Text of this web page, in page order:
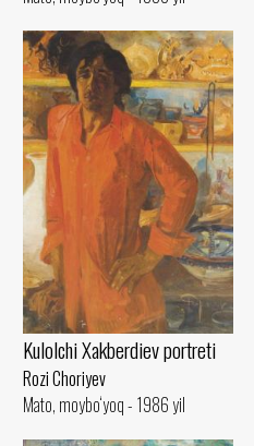
Kulolchi Xakberdiev portreti
Rozi Choriyev
Mato, moybo‘yoq - 1986 yil